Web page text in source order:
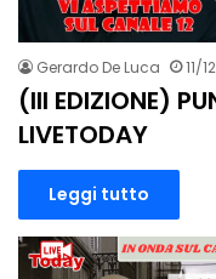
Gerardo De Luca 11/
(III EDIZIONE)
LIVETODAY
Leggi tutto